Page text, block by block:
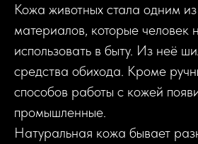
Кожа животных стала одним
материалов, которые человек
использовать в быту. Из неё
средства обихода. Кроме
способов работы с кожей
промышленные.
Натуральная кожа бывает